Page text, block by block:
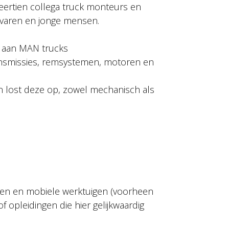
collega truck monteurs en
en jonge mensen.
MAN trucks
remsystemen, motoren en
deze op, zowel mechanisch als
en mobiele werktuigen (voorheen
opleidingen die hier gelijkwaardig